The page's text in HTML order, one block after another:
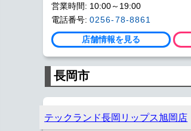
営業時間: 10:00～19:00
電話番号: 0256-78-8861
店舗情報を見る
長岡市
テックランド長岡リップス旭岡店